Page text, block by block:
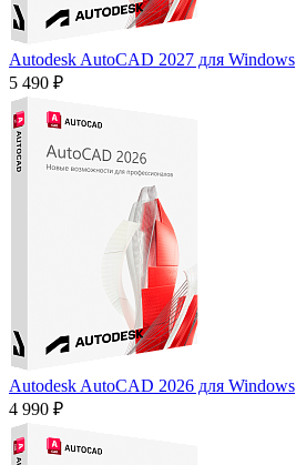
Autodesk AutoCAD 2027 для Windows
5 490 ₽
Autodesk AutoCAD 2026 для Windows
4 990 ₽